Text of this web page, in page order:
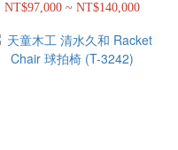
NT$97,000 ~ NT$140,000